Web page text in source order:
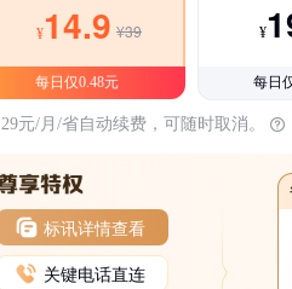
¥14.9 ¥39
每日仅0.48元
¥
每日
元/月/省自动续费，可随时取消。
标讯详情查看
关键电话直连